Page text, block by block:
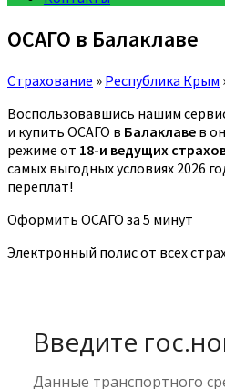
ОСАГО в Балаклаве
Страхование » Республика Крым
Воспользовавшись нашим
и купить ОСАГО в Балаклаве в
режиме от 18-и ведущих
самых выгодных условиях 2026
переплат!
Оформить ОСАГО за 5 минут
Электронный полис от всех